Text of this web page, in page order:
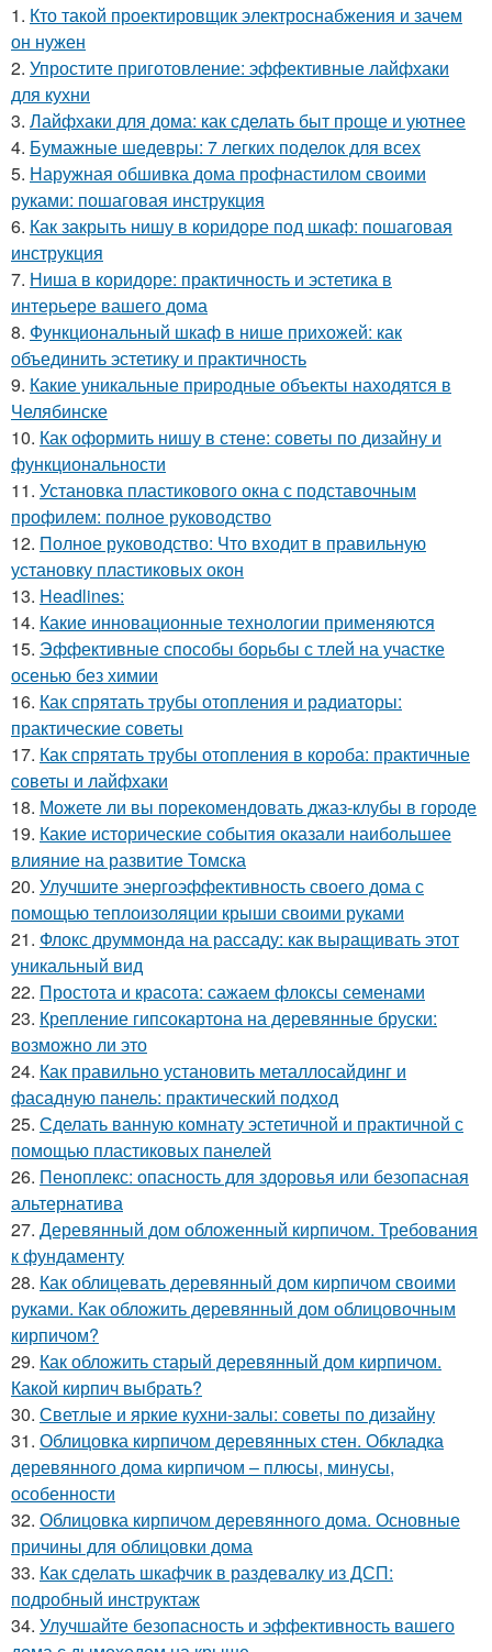
1. Кто такой проектировщик электроснабжения и зачем
он нужен
2. Упростите приготовление: эффективные лайфхаки
для кухни
3. Лайфхаки для дома: как сделать быт проще и уютнее
4. Бумажные шедевры: 7 легких поделок для всех
5. Наружная обшивка дома профнастилом своими
руками: пошаговая инструкция
6. Как закрыть нишу в коридоре под шкаф: пошаговая
инструкция
7. Ниша в коридоре: практичность и эстетика в
интерьере вашего дома
8. Функциональный шкаф в нише прихожей: как
объединить эстетику и практичность
9. Какие уникальные природные объекты находятся в
Челябинске
10. Как оформить нишу в стене: советы по дизайну и
функциональности
11. Установка пластикового окна с подставочным
профилем: полное руководство
12. Полное руководство: Что входит в правильную
установку пластиковых окон
13. Headlines:
14. Какие инновационные технологии применяются
15. Эффективные способы борьбы с тлей на участке
осенью без химии
16. Как спрятать трубы отопления и радиаторы:
практические советы
17. Как спрятать трубы отопления в короба: практичные
советы и лайфхаки
18. Можете ли вы порекомендовать джаз-клубы в городе
19. Какие исторические события оказали наибольшее
влияние на развитие Томска
20. Улучшите энергоэффективность своего дома с
помощью теплоизоляции крыши своими руками
21. Флокс друммонда на рассаду: как выращивать этот
уникальный вид
22. Простота и красота: сажаем флоксы семенами
23. Крепление гипсокартона на деревянные бруски:
возможно ли это
24. Как правильно установить металлосайдинг и
фасадную панель: практический подход
25. Сделать ванную комнату эстетичной и практичной с
помощью пластиковых панелей
26. Пеноплекс: опасность для здоровья или безопасная
альтернатива
27. Деревянный дом обложенный кирпичом. Требования
к фундаменту
28. Как облицевать деревянный дом кирпичом своими
руками. Как обложить деревянный дом облицовочным
кирпичом?
29. Как обложить старый деревянный дом кирпичом.
Какой кирпич выбрать?
30. Светлые и яркие кухни-залы: советы по дизайну
31. Облицовка кирпичом деревянных стен. Обкладка
деревянного дома кирпичом – плюсы, минусы,
особенности
32. Облицовка кирпичом деревянного дома. Основные
причины для облицовки дома
33. Как сделать шкафчик в раздевалку из ДСП:
подробный инструктаж
34. Улучшайте безопасность и эффективность вашего